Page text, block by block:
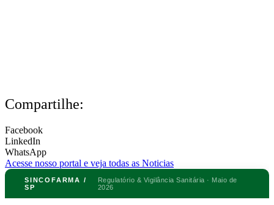
Compartilhe:
Facebook
LinkedIn
WhatsApp
Acesse nosso portal e veja todas as Noticias
SINCOFARMA /
SP
Regulatório & Vigilância Sanitária · Maio de
2026